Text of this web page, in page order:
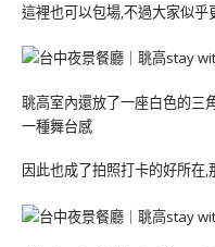
這裡也可以包場,不過大家似乎
聎高室內還放了一座白色的三
一種舞台感
因此也成了拍照打卡的好所在